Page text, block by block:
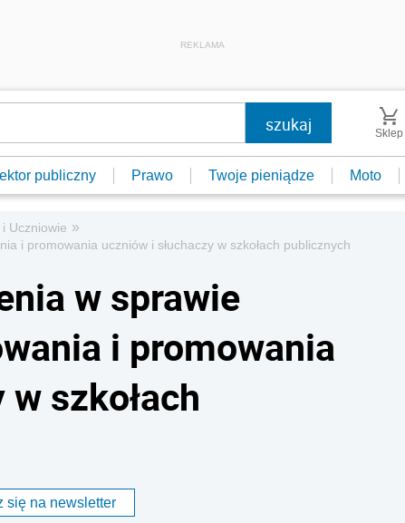
REKLAMA
Sklep
publiczny Prawo Twoje pieniądze Moto
Uczniowie »
i promowania uczniów i słuchaczy w szkołach publicznych
w sprawie
i promowania
szkołach
się na newsletter